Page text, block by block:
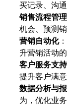
买记录、沟
销售流程管理
机会、预测销
营销自动化
升营销活动
客户服务支持
提升客户满意
数据分析与
为，优化业务